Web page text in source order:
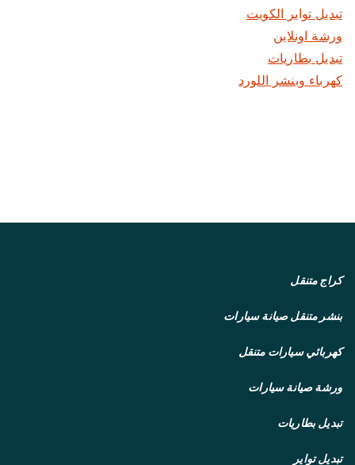
تبديل تواير الكويت
ورشة اونلاين
تبديل بطاريات
كهرباء وبنشر اللورد
كراج متنقل
بنشر متنقلصيانة سيارات
كهربائي سيارات متنقل
ورشة صيانة سيارات
تبديل بطاريات
تبديل تواير